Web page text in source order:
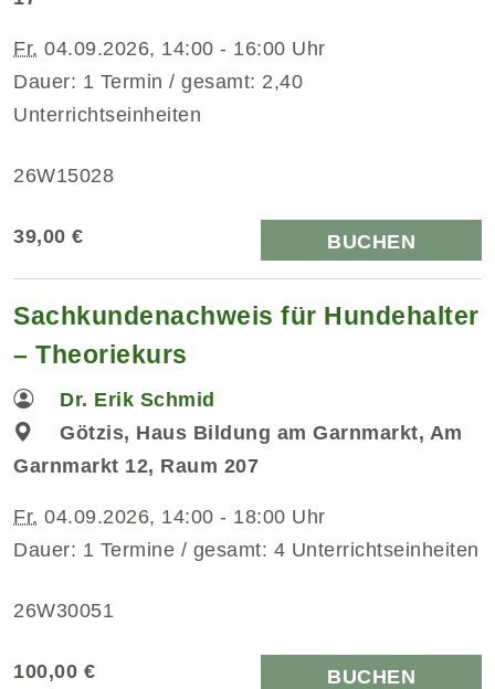
Fr. 04.09.2026, 14:00 - 16:00 Uhr
Dauer: 1 Termin / gesamt: 2,40
Unterrichtseinheiten
26W15028
39,00 € BUCHEN
Sachkundenachweis für Hundehalter
– Theoriekurs
Dr. Erik Schmid
Götzis, Haus Bildung am Garnmarkt, Am
Garnmarkt 12, Raum 207
Fr. 04.09.2026, 14:00 - 18:00 Uhr
Dauer: 1 Termine / gesamt: 4 Unterrichtseinheiten
26W30051
100,00 € BUCHEN